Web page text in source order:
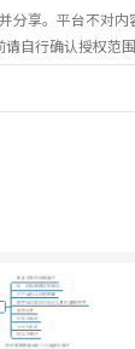
分享。平台不对
自行确认授权范围